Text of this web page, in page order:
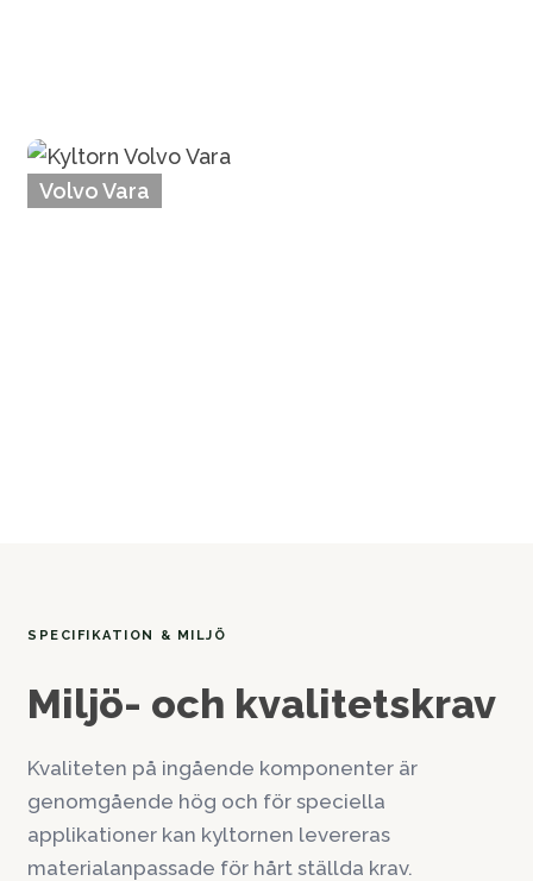
Volvo Vara
SPECIFIKATION & MILJÖ
Miljö- och kvalitetskrav
Kvaliteten på ingående komponenter är
genomgående hög och för speciella
applikationer kan kyltornen levereras
materialanpassade för hårt ställda krav.